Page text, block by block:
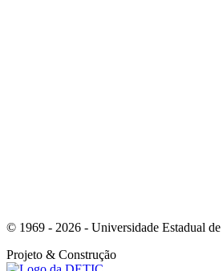
© 1969 - 2026 - Universidade Estadual de
Projeto & Construção